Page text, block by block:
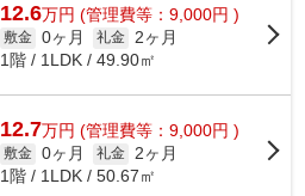
12.6万円 (管理費等：9,000円 )
敷金 0ヶ月 礼金
2ヶ月
1階 / 1LDK / 49.90㎡
12.7万円 (管理費等：9,000円 )
敷金 0ヶ月 礼金
2ヶ月
1階 / 1LDK / 50.67㎡